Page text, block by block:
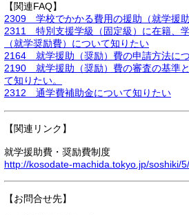
【関連FAQ】
2309 学校でかかる費用の援助（就学援
2311 特別支援学級（固定級）に在籍、
（就学奨励費）について知りたい
2164 就学援助（奨励）費の申請方法につ
2190 就学援助（奨励）費の審査の基準
て知りたい。
2312 通学費補助金について知りたい
【関連リンク】
就学援助費・奨励費制度
http://kosodate-machida.tokyo.jp/soshiki/
【お問合せ先】